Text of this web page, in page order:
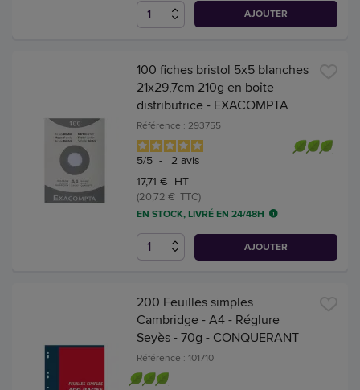
AJOUTER
100 fiches bristol 5x5 blanches
21x29,7cm 210g en boîte
distributrice - EXACOMPTA
Référence : 293755
5/5 - 2 avis
17,71 € HT
(20,72 € TTC)
EN STOCK, LIVRÉ EN 24/48H
AJOUTER
200 Feuilles simples
Cambridge - A4 - Réglure
Seyès - 70g - CONQUERANT
Référence : 101710